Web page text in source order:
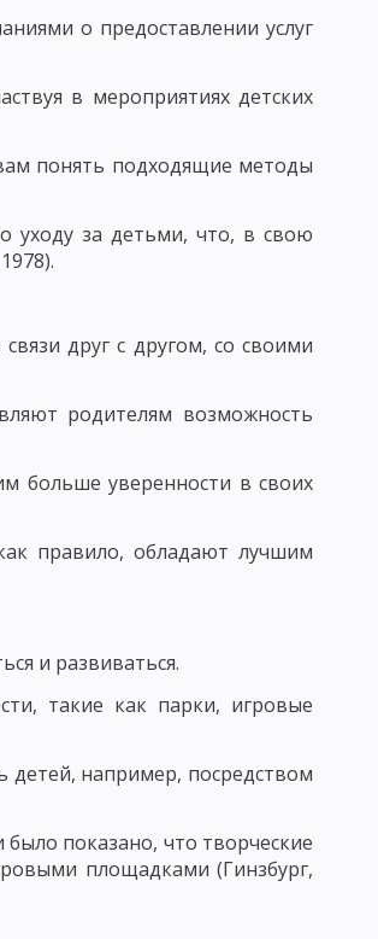
ФАКТ
ЕЕ СОСТАВЛЯЮЩИХ
ПРОЦЕССА
И КРИТЕРИИ
ПРОЦЕССА
ВОСПИТАННИКОВ
о предоставлении услуг
в мероприятиях детских
понять подходящие методы
уходу за детьми, что, в свою
друг с другом, со своими
родителям возможность
больше уверенности в своих
правило, обладают лучшим
и развиваться.
такие как парки, игровые
детей, например, посредством
показано, что творческие
площадками (Гинзбург,